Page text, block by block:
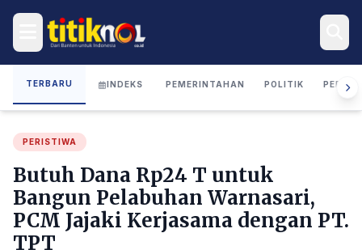
TERBARU INDEKS PEMERINTAHAN POLITIK
PERISTIWA
Butuh Dana Rp24 T untuk
Bangun Pelabuhan Warnasari,
PCM Jajaki Kerjasama dengan PT.
TPT